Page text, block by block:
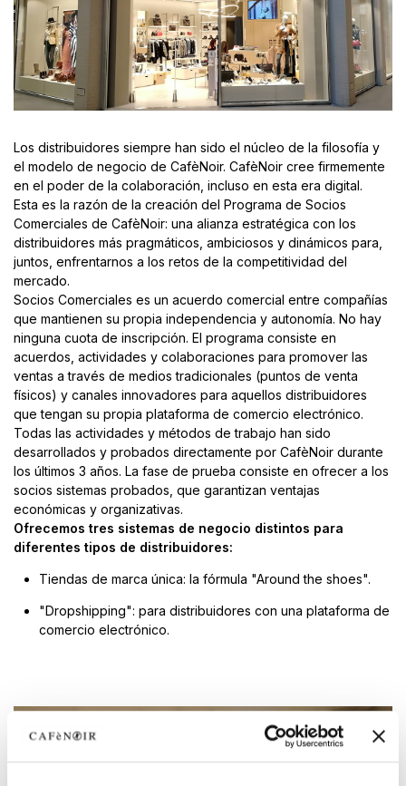
Los distribuidores siempre han sido el núcleo de la filosofía y
el modelo de negocio de CafèNoir. CafèNoir cree firmemente
en el poder de la colaboración, incluso en esta era digital.
Esta es la razón de la creación del Programa de Socios
Comerciales de CafèNoir: una alianza estratégica con los
distribuidores más pragmáticos, ambiciosos y dinámicos para,
juntos, enfrentarnos a los retos de la competitividad del
mercado.
Socios Comerciales es un acuerdo comercial entre compañías
que mantienen su propia independencia y autonomía. No hay
ninguna cuota de inscripción. El programa consiste en
acuerdos, actividades y colaboraciones para promover las
ventas a través de medios tradicionales (puntos de venta
físicos) y canales innovadores para aquellos distribuidores
que tengan su propia plataforma de comercio electrónico.
Todas las actividades y métodos de trabajo han sido
desarrollados y probados directamente por CafèNoir durante
los últimos 3 años. La fase de prueba consiste en ofrecer a los
socios sistemas probados, que garantizan ventajas
económicas y organizativas.
Ofrecemos tres sistemas de negocio distintos para
diferentes tipos de distribuidores:
Tiendas de marca única: la fórmula "Around the shoes".
"Dropshipping": para distribuidores con una plataforma de
comercio electrónico.